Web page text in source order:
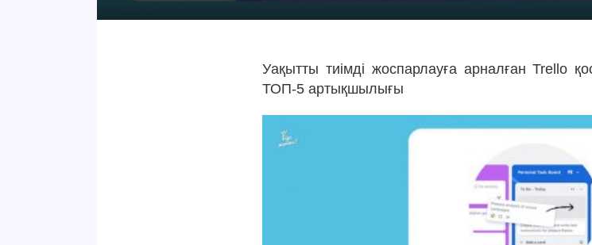
Уақытты тиімді жоспарлауға арналған Trello
ТОП-5 артықшылығы